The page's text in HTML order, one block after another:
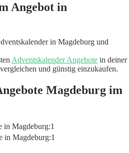
Angebot in
in Magdeburg und
Adventskalender Angebote in deiner
und günstig einzukaufen.
Magdeburg im
in Magdeburg:1
in Magdeburg:1